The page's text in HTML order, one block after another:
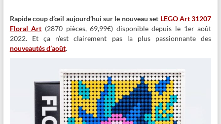
Rapide coup d’œil aujourd’hui sur le nouveau set LEGO Art 31207
Floral Art (2870 pièces, 69,99€) disponible depuis le 1er août
2022. Et ça n’est clairement pas la plus passionnante des
nouveautés d’août.